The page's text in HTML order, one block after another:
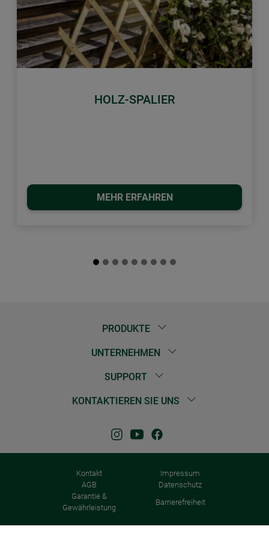
HOLZ-SPALIER
MEHR ERFAHREN
Zurück Weiter
PRODUKTE
UNTERNEHMEN
SUPPORT
KONTAKTIEREN SIE UNS
Kontakt
Impressum
AGB
Datenschutz
Garantie &
Gewährleistung
Barrierefreiheit